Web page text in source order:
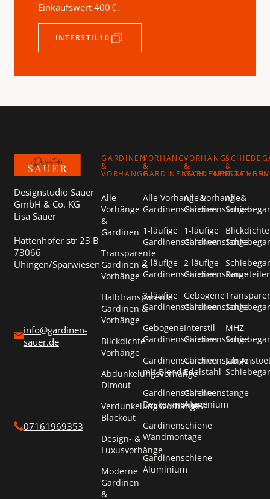
Einkaufswert 400 €.
INTERSTIL10
Designstudio Sauer
GmbH & Co. KG
Lisa Sauer
Hattenhofer str 23 B
73066
Uhingen/Sparwiesen
info@gardinen-
sauer.de
07161969353
GARDINEN
&
VORHÄNGE
Alle
Vorhänge
&
Gardinen
Transparente
Gardinen &
Vorhänge
Halbtransparente
Gardinen &
Vorhänge
Blickdichte
Vorhänge
Abdunkelungsvorhänge
Dimout
Verdunkelungsvorhänge
Blackout
Design- &
Luxusvorhänge
Moderne
Gardinen
&
VORHANG-
&
GARDINENSCHIENEN
Alle Vorhang- &
Gardinenschienen
1-läufige
Gardinenschienen
2-läufige
Gardinenschienen
3-läufige
Gardinenschienen
Gebogene
Gardinenschienen
Gardinenschienen
mit Blende
Gardinenschiene
Deckenmontage
Gardinenschiene
Wandmontage
Gardinenschiene
Aluminium
VORHANG-
&
GARDINENSTANGEN
Alle Vorhang- &
Gardinenstangen
1-läufige
Gardinenstange
2-läufige
Gardinenstange
Gebogene
Gardinenstange
Interstil
Gardinenstange
Gardinenstange
Edelstahl
Gardinenstange
Aluminium
&
Alle
Blickdichte
Raumteiler
MHZ
Jab